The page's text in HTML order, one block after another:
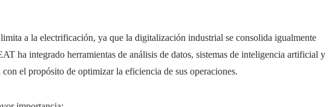
a la electrificación, ya que la digitalización industrial se consolida igualmente
ha integrado herramientas de análisis de datos, sistemas de inteligencia artificial y
el propósito de optimizar la eficiencia de sus operaciones.